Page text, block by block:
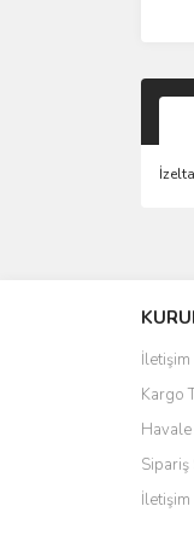
İletişim
Kargo